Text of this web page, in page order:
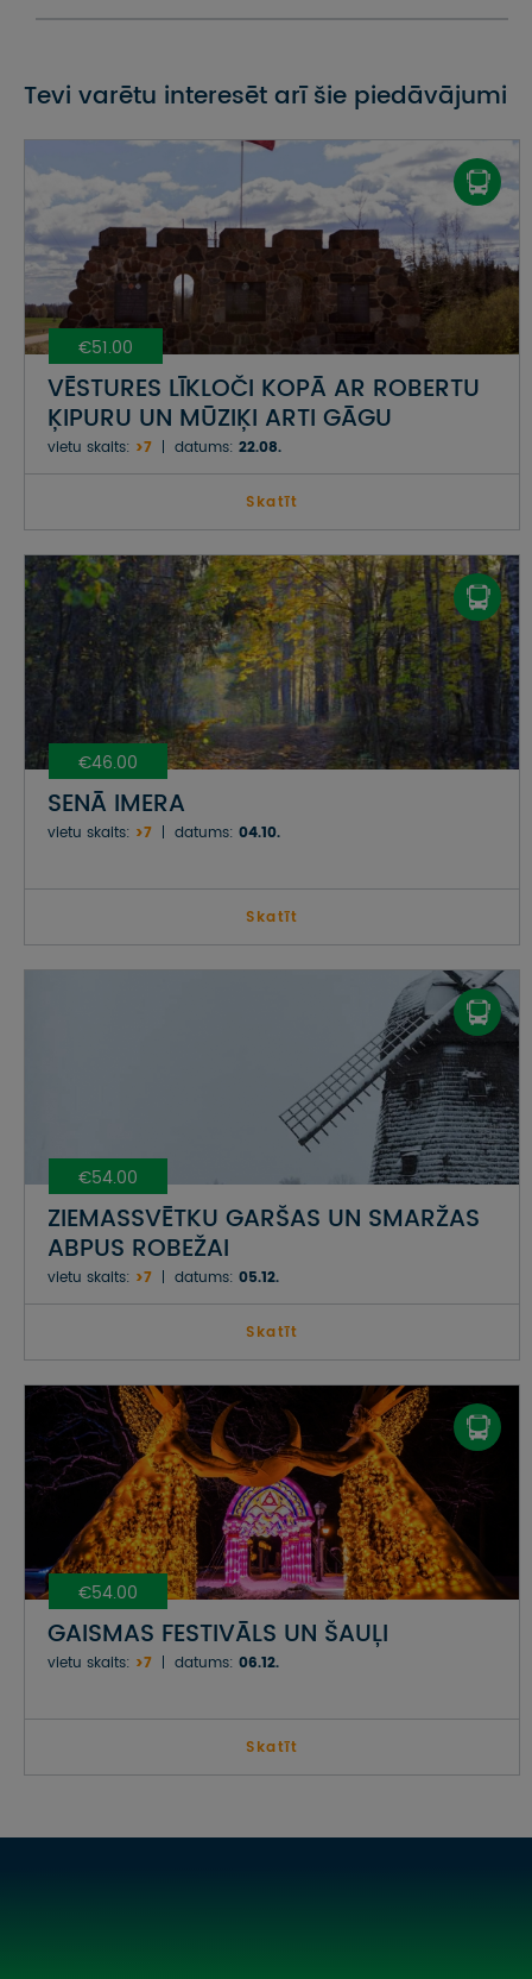
Tevi varētu interesēt arī šie piedāvājumi
€51.00
VĒSTURES LĪKLOČI KOPĀ AR ROBERTU
ĶIPURU UN MŪZIĶI ARTI GĀGU
vietu skaits: >7 datums: 22.08.
Skatīt
€46.00
SENĀ IMERA
vietu skaits: >7 datums: 04.10.
Skatīt
€54.00
ZIEMASSVĒTKU GARŠAS UN SMARŽAS
ABPUS ROBEŽAI
vietu skaits: >7 datums: 05.12.
Skatīt
€54.00
GAISMAS FESTIVĀLS UN ŠAUĻI
vietu skaits: >7 datums: 06.12.
Skatīt